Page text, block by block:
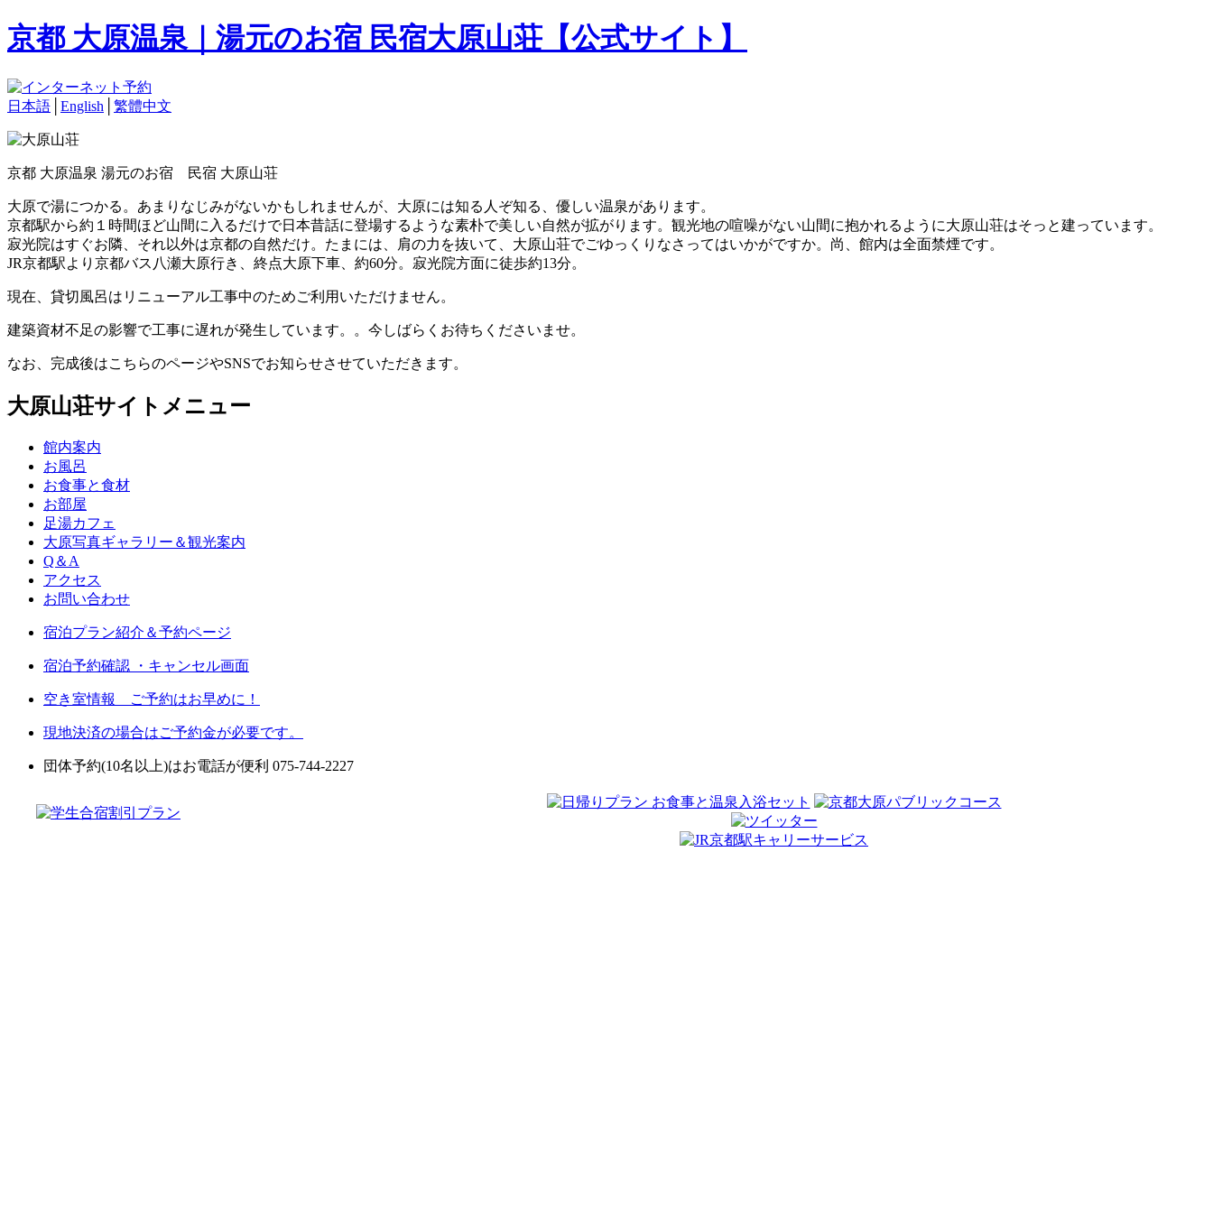
京都 大原温泉｜湯元のお宿 民宿大原山荘【公式サイト】
日本語 English 繁體中文
京都 大原温泉 湯元のお宿 民宿 大原山荘
大原で湯につかる。あまりなじみがないかもしれませんが、大原には知る人ぞ知る、優しい温泉があります。
京都駅から約１時間ほど山間に入るだけで日本昔話に登場するような素朴で美しい自然が拡がります。観光地の喧噪がない山間に抱かれるように大原山荘はそっと建っています。
寂光院はすぐお隣、それ以外は京都の自然だけ。たまには、肩の力を抜いて、大原山荘でごゆっくりなさってはいかがですか。尚、館内は全面禁煙です。
JR京都駅より京都バス八瀬大原行き、終点大原下車、約60分。寂光院方面に徒歩約13分。
現在、貸切風呂はリニューアル工事中のためご利用いただけません。
建築資材不足の影響で工事に遅れが発生しています。。今しばらくお待ちくださいませ。
なお、完成後はこちらのページやSNSでお知らせさせていただきます。
大原山荘サイトメニュー
館内案内
お風呂
お食事と食材
お部屋
足湯カフェ
大原写真ギャラリー＆観光案内
Q＆A
アクセス
お問い合わせ
宿泊プラン紹介＆予約ページ
宿泊予約確認 ・キャンセル画面
空き室情報 ご予約はお早めに！
現地決済の場合はご予約金が必要です。
団体予約(10名以上)はお電話が便利 075-744-2227